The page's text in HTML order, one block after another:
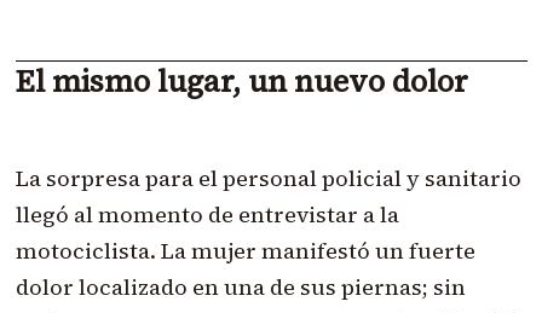
El mismo lugar, un nuevo dolor
La sorpresa para el personal policial y sanitario
llegó al momento de entrevistar a la
motociclista. La mujer manifestó un fuerte
dolor localizado en una de sus piernas; sin